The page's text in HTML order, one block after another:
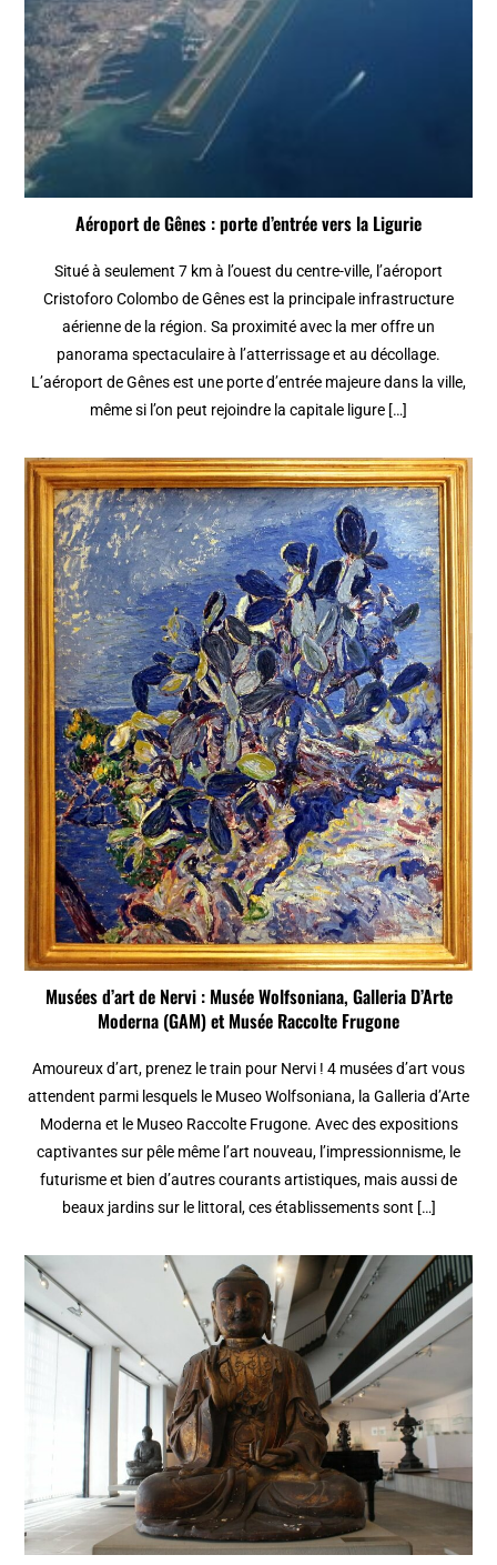
Aéroport de Gênes : porte d’entrée vers la Ligurie
Situé à seulement 7 km à l’ouest du centre-ville, l’aéroport
Cristoforo Colombo de Gênes est la principale infrastructure
aérienne de la région. Sa proximité avec la mer offre un
panorama spectaculaire à l’atterrissage et au décollage.
L’aéroport de Gênes est une porte d’entrée majeure dans la ville,
même si l’on peut rejoindre la capitale ligure […]
Musées d’art de Nervi : Musée Wolfsoniana, Galleria D’Arte
Moderna (GAM) et Musée Raccolte Frugone
Amoureux d’art, prenez le train pour Nervi ! 4 musées d’art vous
attendent parmi lesquels le Museo Wolfsoniana, la Galleria d’Arte
Moderna et le Museo Raccolte Frugone. Avec des expositions
captivantes sur pêle même l’art nouveau, l’impressionnisme, le
futurisme et bien d’autres courants artistiques, mais aussi de
beaux jardins sur le littoral, ces établissements sont […]